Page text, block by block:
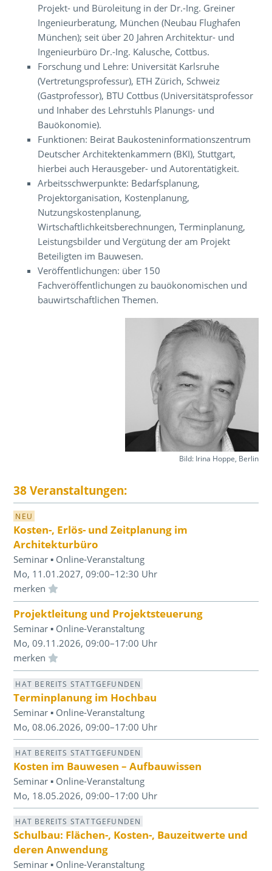
Projekt- und Büroleitung in der Dr.-Ing. Greiner
Ingenieurberatung, München (Neubau Flughafen
München); seit über 20 Jahren Architektur- und
Ingenieurbüro Dr.-Ing. Kalusche, Cottbus.
Forschung und Lehre: Universität Karlsruhe
(Vertretungsprofessur), ETH Zürich, Schweiz
(Gastprofessor), BTU Cottbus (Universitätsprofessor
und Inhaber des Lehrstuhls Planungs- und
Bauökonomie).
Funktionen: Beirat Baukosteninformationszentrum
Deutscher Architektenkammern (BKI), Stuttgart,
hierbei auch Herausgeber- und Autorentätigkeit.
Arbeitsschwerpunkte: Bedarfsplanung,
Projektorganisation, Kostenplanung,
Nutzungskostenplanung,
Wirtschaftlichkeitsberechnungen, Terminplanung,
Leistungsbilder und Vergütung der am Projekt
Beteiligten im Bauwesen.
Veröffentlichungen: über 150
Fachveröffentlichungen zu bauökonomischen und
bauwirtschaftlichen Themen.
Bild: Irina Hoppe, Berlin
38 Veranstaltungen:
NEU
Kosten-, Erlös- und Zeitplanung im
Architekturbüro
Seminar ▪ Online-Veranstaltung
Mo, 11.01.2027, 09:00–12:30 Uhr
Einloggen und Merkliste benutzen
Projektleitung und Projektsteuerung
Seminar ▪ Online-Veranstaltung
Mo, 09.11.2026, 09:00–17:00 Uhr
Einloggen und Merkliste benutzen
HAT BEREITS STATTGEFUNDEN
Terminplanung im Hochbau
Seminar ▪ Online-Veranstaltung
Mo, 08.06.2026, 09:00–17:00 Uhr
HAT BEREITS STATTGEFUNDEN
Kosten im Bauwesen – Aufbauwissen
Seminar ▪ Online-Veranstaltung
Mo, 18.05.2026, 09:00–17:00 Uhr
HAT BEREITS STATTGEFUNDEN
Schulbau: Flächen-, Kosten-, Bauzeitwerte und
deren Anwendung
Seminar ▪ Online-Veranstaltung